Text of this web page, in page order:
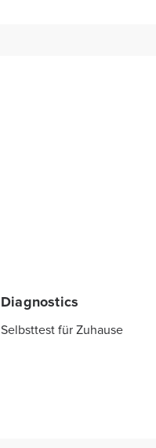
Diagnostics
Selbsttest für Zuhause